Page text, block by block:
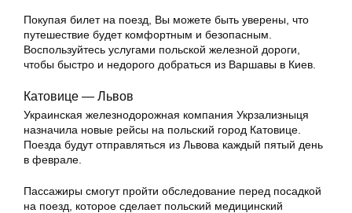
Покупая билет на поезд, Вы можете быть уверены, что
путешествие будет комфортным и безопасным.
Воспользуйтесь услугами польской железной дороги,
чтобы быстро и недорого добраться из Варшавы в Киев.
Катовице — Львов
Украинская железнодорожная компания Укрзализныця
назначила новые рейсы на польский город Катовице.
Поезда будут отправляться из Львова каждый пятый день
в феврале.
Пассажиры смогут пройти обследование перед посадкой
на поезд, которое сделает польский медицинский